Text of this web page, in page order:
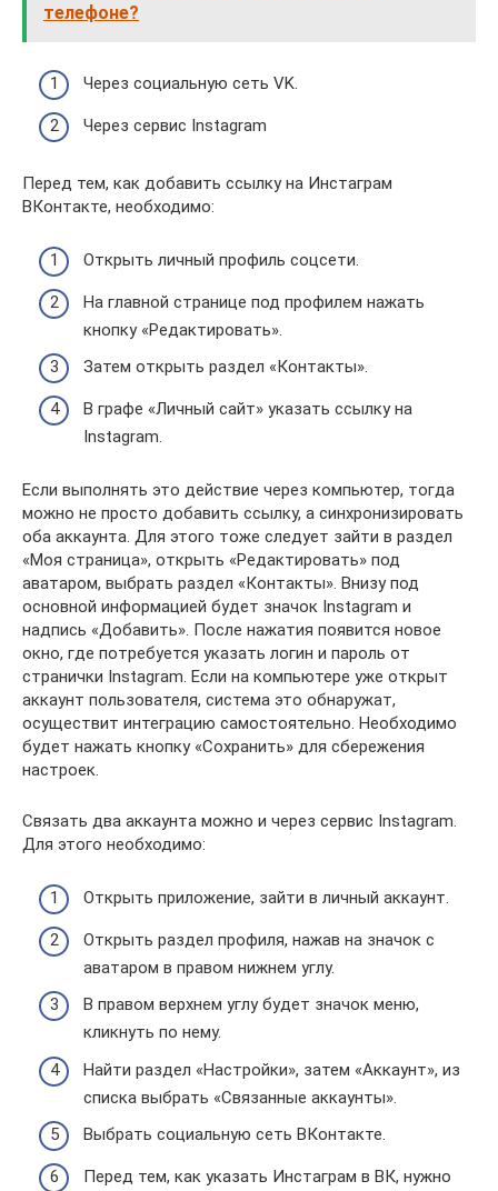
телефоне?
Через социальную сеть VK.
Через сервис Instagram
Перед тем, как добавить ссылку на Инстаграм
ВКонтакте, необходимо:
Открыть личный профиль соцсети.
На главной странице под профилем нажать
кнопку «Редактировать».
Затем открыть раздел «Контакты».
В графе «Личный сайт» указать ссылку на
Instagram.
Если выполнять это действие через компьютер, тогда
можно не просто добавить ссылку, а синхронизировать
оба аккаунта. Для этого тоже следует зайти в раздел
«Моя страница», открыть «Редактировать» под
аватаром, выбрать раздел «Контакты». Внизу под
основной информацией будет значок Instagram и
надпись «Добавить». После нажатия появится новое
окно, где потребуется указать логин и пароль от
странички Instagram. Если на компьютере уже открыт
аккаунт пользователя, система это обнаружат,
осуществит интеграцию самостоятельно. Необходимо
будет нажать кнопку «Сохранить» для сбережения
настроек.
Связать два аккаунта можно и через сервис Instagram.
Для этого необходимо:
Открыть приложение, зайти в личный аккаунт.
Открыть раздел профиля, нажав на значок с
аватаром в правом нижнем углу.
В правом верхнем углу будет значок меню,
кликнуть по нему.
Найти раздел «Настройки», затем «Аккаунт», из
списка выбрать «Связанные аккаунты».
Выбрать социальную сеть ВКонтакте.
Перед тем, как указать Инстаграм в ВК, нужно